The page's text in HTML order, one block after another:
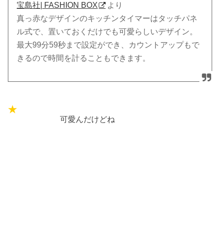
宝島社| FASHION BOX
より
真っ赤なデザインのキッチンタイマーはタッチパネ
ル式で、置いておくだけでも可愛らしいデザイン。
最大99分59秒まで設定ができ、カウントアップもで
きるので時間を計ることもできます。
可愛んだけどね